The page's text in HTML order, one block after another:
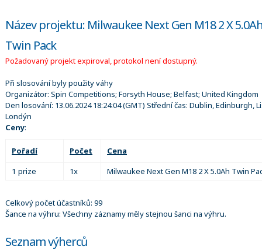
Název projektu: Milwaukee Next Gen M18 2 X
Twin Pack
Požadovaný projekt expiroval, protokol není dostupný.
Při slosování byly použity váhy
Organizátor: Spin Competitions; Forsyth House; Belfast; United Kingdom
Den losování: 13.06.2024 18:24:04(GMT) Střední čas: Dublin, Edinburgh,
Londýn
Ceny:
Pořadí Počet
Cena
1 prize
1x Milwaukee Next Gen M18 2 X 5.0Ah Twin
Celkový počet účastníků: 99
Šance na výhru: Všechny záznamy měly stejnou šanci na výhru.
Seznam výherců